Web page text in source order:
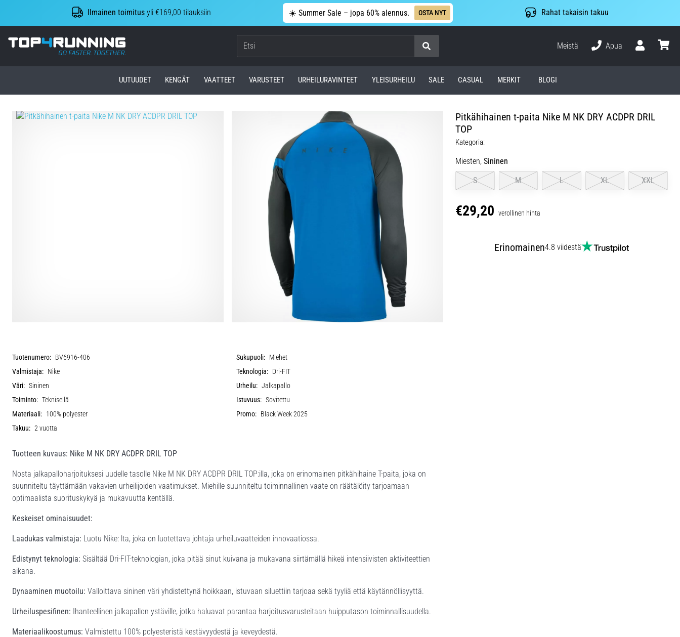
Ilmainen toimitus yli €169,00 tilauksiin ☀️ Summer Sale – jopa 60% alennus. OSTA NYT Rahat takaisin takuu
Top4Running.fi
Meistä
Apua
UUTUUDET KENGÄT VAATTEET VARUSTEET URHEILURAVINTEET YLEISURHEILU SALE CASUAL MERKIT BLOGI
Pitkähihainen t-paita Nike M NK DRY ACDPR DRIL
TOP
Kategoria:
Miesten, Sininen
S
M L XL XXL
€29,20 verollinen hinta
Erinomainen4.8 viidestä
Tuotenumero: BV6916-406 Sukupuoli: Miehet
Valmistaja: Nike Teknologia: Dri-FIT
Väri: Sininen Urheilu: Jalkapallo
Toiminto: Teknisellä Istuvuus: Sovitettu
Materiaali: 100% polyester Promo: Black Week 2025
Takuu: 2 vuotta
Tuotteen kuvaus: Nike M NK DRY ACDPR DRIL TOP
Nosta jalkapalloharjoituksesi uudelle tasolle Nike M NK DRY ACDPR DRIL TOP:illa, joka on erinomainen pitkähihaine T-paita, joka on
suunniteltu täyttämään vakavien urheilijoiden vaatimukset. Miehille suunniteltu toiminnallinen vaate on räätälöity tarjoamaan
optimaalista suorituskykyä ja mukavuutta kentällä.
Keskeiset ominaisuudet:
Laadukas valmistaja: Luotu Nike: lta, joka on luotettava johtaja urheiluvaatteiden innovaatiossa.
Edistynyt teknologia: Sisältää Dri-FIT-teknologian, joka pitää sinut kuivana ja mukavana siirtämällä hikeä intensiivisten aktiviteettien
aikana.
Dynaaminen muotoilu: Valloittava sininen väri yhdistettynä hoikkaan, istuvaan siluettiin tarjoaa sekä tyyliä että käytännöllisyyttä.
Urheiluspesifinen: Ihanteellinen jalkapallon ystäville, jotka haluavat parantaa harjoitusvarusteitaan huipputason toiminnallisuudella.
Materiaalikoostumus: Valmistettu 100% polyesteristä kestävyydestä ja keveydestä.